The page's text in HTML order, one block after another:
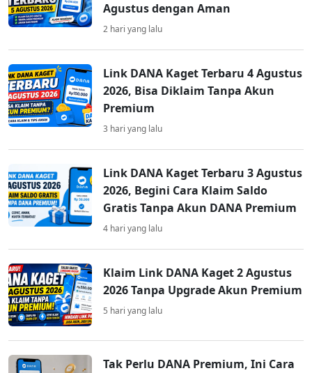
Agustus dengan Aman
2 hari yang lalu
Link DANA Kaget Terbaru 4 Agustus
2026, Bisa Diklaim Tanpa Akun
Premium
3 hari yang lalu
Link DANA Kaget Terbaru 3 Agustus
2026, Begini Cara Klaim Saldo
Gratis Tanpa Akun DANA Premium
4 hari yang lalu
Klaim Link DANA Kaget 2 Agustus
2026 Tanpa Upgrade Akun Premium
5 hari yang lalu
Tak Perlu DANA Premium, Ini Cara